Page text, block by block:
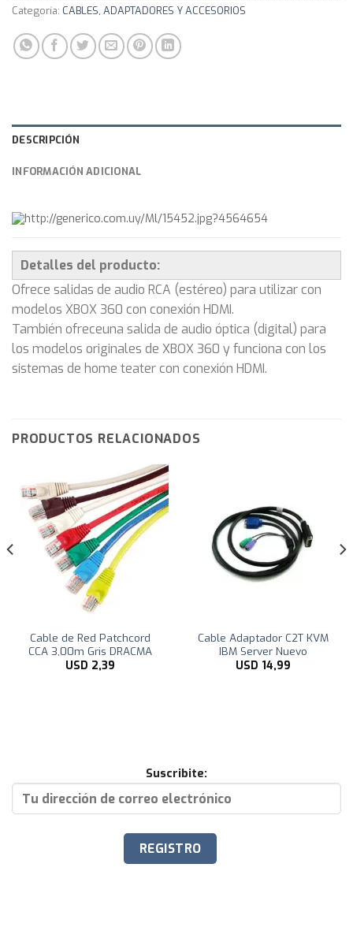
Categoría: CABLES, ADAPTADORES Y ACCESORIOS
DESCRIPCIÓN
INFORMACIÓN ADICIONAL
Detalles del producto:
Ofrece salidas de audio RCA (estéreo) para utilizar con
modelos XBOX 360 con conexión HDMI.
También ofreceuna salida de audio óptica (digital) para
los modelos originales de XBOX 360 y funciona con los
sistemas de home teater con conexión HDMI.
PRODUCTOS RELACIONADOS
Cable de Red Patchcord
CCA 3,00m Gris DRACMA
USD 2,39
Cable Adaptador C2T KVM
IBM Server Nuevo
USD 14,99
Suscribite: